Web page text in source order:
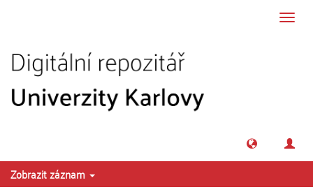
Zobrazit záznam